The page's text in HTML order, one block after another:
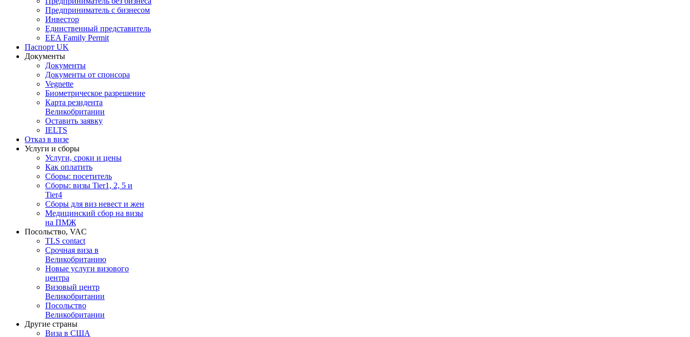
Предприниматель с бизнесом
Инвестор
Единственный представитель
EEA Family Permit
Паспорт UK
Документы
Документы
Документы от спонсора
Vegnette
Биометрическое разрешение
Карта резидента
Великобритании
Оставить заявку
IELTS
Отказ в визе
Услуги и сборы
Услуги, сроки и цены
Как оплатить
Сборы: посетитель
Сборы: визы Tier1, 2, 5 и
Tier4
Сборы для виз невест и жен
Медицинский сбор на визы
на ПМЖ
Посольство, VAC
TLS contact
Срочная виза в
Великобританию
Новые услуги визового
центра
Визовый центр
Великобритании
Посольство
Великобритании
Другие страны
Виза в США